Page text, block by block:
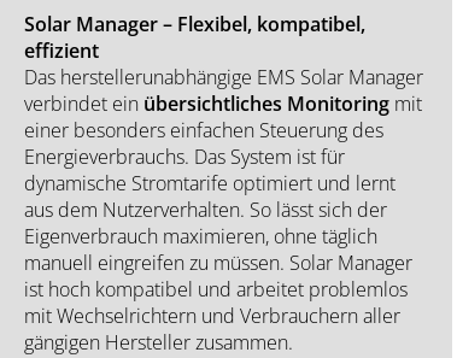
Solar Manager – Flexibel, kompatibel,
effizient
Das herstellerunabhängige EMS Solar Manager
verbindet ein übersichtliches Monitoring mit
einer besonders einfachen Steuerung des
Energieverbrauchs. Das System ist für
dynamische Stromtarife optimiert und lernt
aus dem Nutzerverhalten. So lässt sich der
Eigenverbrauch maximieren, ohne täglich
manuell eingreifen zu müssen. Solar Manager
ist hoch kompatibel und arbeitet problemlos
mit Wechselrichtern und Verbrauchern aller
gängigen Hersteller zusammen.